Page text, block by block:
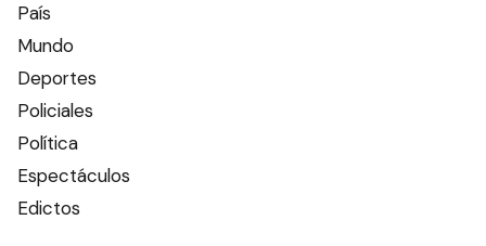
País
Mundo
Deportes
Policiales
Política
Espectáculos
Edictos